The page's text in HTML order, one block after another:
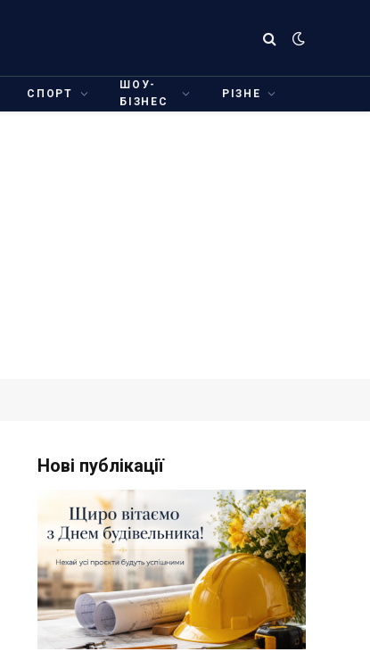
СПОРТ
ШОУ-
БІЗНЕС
РІЗНЕ
Нові публікації